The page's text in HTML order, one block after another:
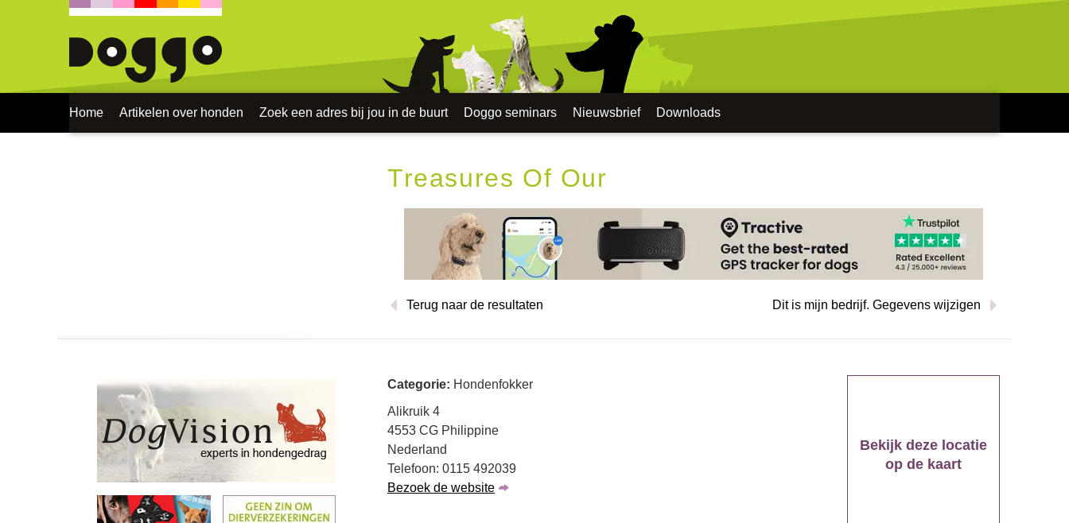
Home Artikelen over honden Zoek een adres bij jou in de buurt Doggo seminars Nieuwsbrief Downloads
Treasures Of Our
Terug naar de resultaten Dit is mijn bedrijf. Gegevens wijzigen
Categorie: Hondenfokker
Alikruik 4
4553 CG Philippine
Nederland
Telefoon: 0115 492039
Bezoek de website
Bekijk deze locatie
op de kaart